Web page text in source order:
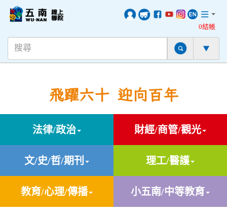
0結帳
飛躍六十 迎向百年
法律/政治 財經/商管/觀光
文/史/哲/期刊 理工/醫護
教育/心理/傳播 小五南/中等教育